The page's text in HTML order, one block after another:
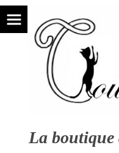
La boutique